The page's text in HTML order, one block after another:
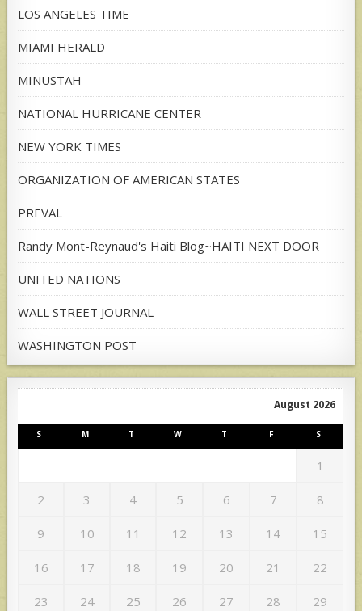
LOS ANGELES TIME
MIAMI HERALD
MINUSTAH
NATIONAL HURRICANE CENTER
NEW YORK TIMES
ORGANIZATION OF AMERICAN STATES
PREVAL
Randy Mont-Reynaud's Haiti Blog~HAITI NEXT DOOR
UNITED NATIONS
WALL STREET JOURNAL
WASHINGTON POST
August 2026
S M T W T F S
1
2 3 4 5 6 7 8
9 10 11 12 13 14 15
16 17 18 19 20 21 22
23 24 25 26 27 28 29